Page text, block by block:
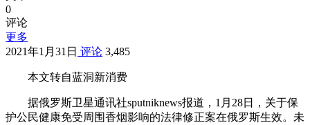
0
评论
更多
2021年1月31日 评论 3,485
本文转自蓝洞新消费
据俄罗斯卫星通讯社sputniknews报道，1月28日，关于保
护公民健康免受周围香烟影响的法律修正案在俄罗斯生效。未